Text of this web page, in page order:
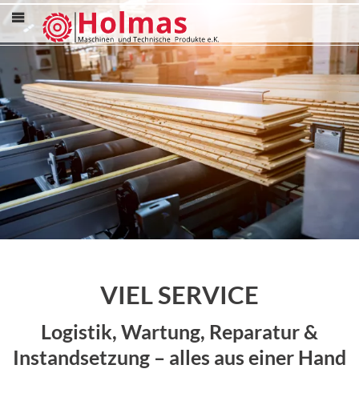
Menü
VIEL SERVICE
Logistik, Wartung, Reparatur &
Instandsetzung – alles aus einer Hand